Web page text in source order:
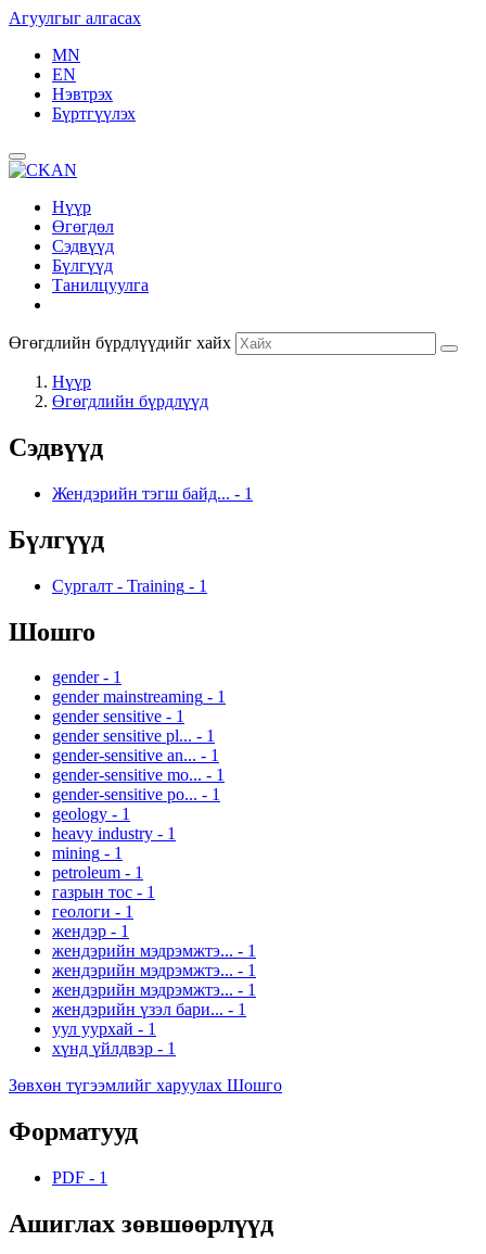
Агуулгыг алгасах
MN
EN
Нэвтрэх
Бүртгүүлэх
Нүүр
Өгөгдөл
Сэдвүүд
Бүлгүүд
Танилцуулга
Өгөгдлийн бүрдлүүдийг хайх
Нүүр
Өгөгдлийн бүрдлүүд
Сэдвүүд
Жендэрийн тэгш байд... - 1
Бүлгүүд
Сургалт - Training - 1
Шошго
gender - 1
gender mainstreaming - 1
gender sensitive - 1
gender sensitive pl... - 1
gender-sensitive an... - 1
gender-sensitive mo... - 1
gender-sensitive po... - 1
geology - 1
heavy industry - 1
mining - 1
petroleum - 1
газрын тос - 1
геологи - 1
жендэр - 1
жендэрийн мэдрэмжтэ... - 1
жендэрийн мэдрэмжтэ... - 1
жендэрийн мэдрэмжтэ... - 1
жендэрийн үзэл бари... - 1
уул уурхай - 1
хүнд үйлдвэр - 1
Зөвхөн түгээмлийг харуулах Шошго
Форматууд
PDF - 1
Ашиглах зөвшөөрлүүд